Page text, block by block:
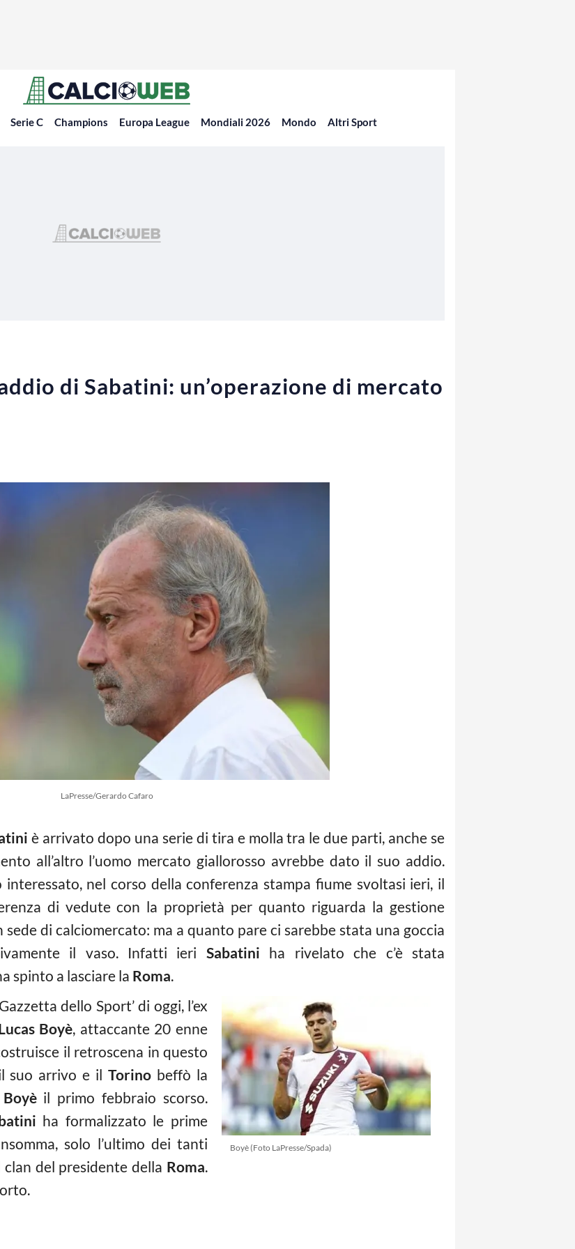
Serie C Champions Europa League Mondiali 2026 Mondo Altri Sport
di Sabatini: un’operazione di mercato
LaPresse/Gerardo Cafaro
è arrivato dopo una serie di tira e molla tra le due parti, anche se
all’altro l’uomo mercato giallorosso avrebbe dato il suo addio.
nel corso della conferenza stampa fiume svoltasi ieri, il
di vedute con la proprietà per quanto riguarda la gestione
di calciomercato: ma a quanto pare ci sarebbe stata una goccia
il vaso. Infatti ieri Sabatini ha rivelato che c’è stata
spinto a lasciare la Roma.
Boyè (Foto LaPresse/Spada)
dello Sport’ di oggi, l’ex
Boyè, attaccante 20 enne
il retroscena in questo
suo arrivo e ilTorino beffò la
Boyèil primo febbraio scorso.
ha formalizzato le prime
solo l’ultimo dei tanti
clan del presidente della Roma.